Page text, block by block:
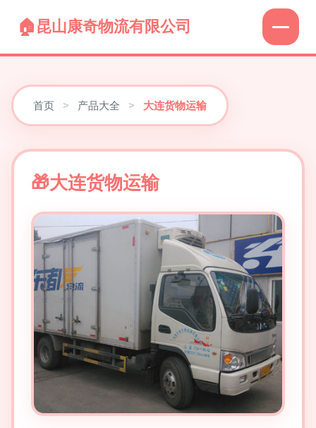
昆山康奇物流有限公司
首页 > 产品大全 > 大连货物运输
大连货物运输